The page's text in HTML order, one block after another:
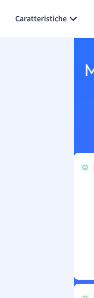
Caratteristiche